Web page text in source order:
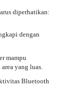
diperhatikan:
dengan
mampu
yang luas.
Bluetooth